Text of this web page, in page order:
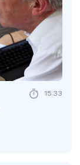
15:33